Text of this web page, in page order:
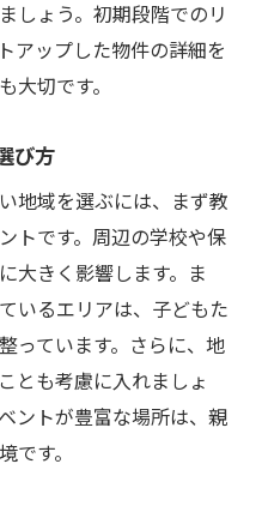
しょう。初期段階でのリ
アップした物件の詳細を
切です。
び方
地域を選ぶには、まず教
トです。周辺の学校や保
大きく影響します。ま
いるエリアは、子どもた
っています。さらに、地
とも考慮に入れましょ
ントが豊富な場所は、親
す。